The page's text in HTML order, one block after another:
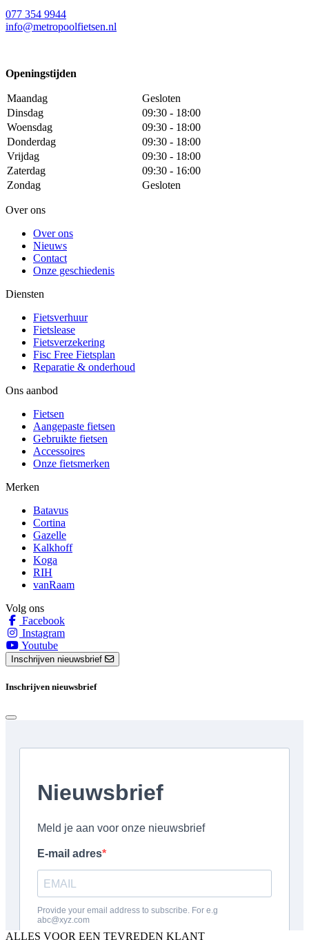
077 354 9944
info@metropoolfietsen.nl
Openingstijden
Maandag
Gesloten
Dinsdag
09:30 - 18:00
Woensdag
09:30 - 18:00
Donderdag
09:30 - 18:00
Vrijdag
09:30 - 18:00
Zaterdag
09:30 - 16:00
Zondag
Gesloten
Over ons
Over ons
Nieuws
Contact
Onze geschiedenis
Diensten
Fietsverhuur
Fietslease
Fietsverzekering
Fisc Free Fietsplan
Reparatie & onderhoud
Ons aanbod
Fietsen
Aangepaste fietsen
Gebruikte fietsen
Accessoires
Onze fietsmerken
Merken
Batavus
Cortina
Gazelle
Kalkhoff
Koga
RIH
vanRaam
Volg ons
Facebook
Instagram
Youtube
Inschrijven nieuwsbrief
Inschrijven nieuwsbrief
ALLES VOOR EEN TEVREDEN KLANT